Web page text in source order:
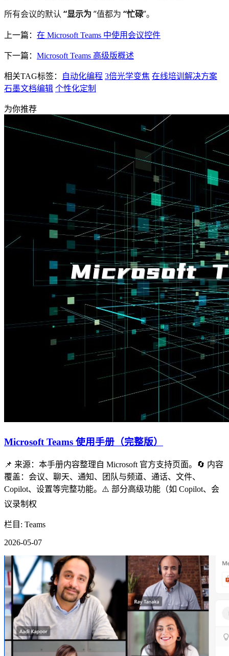
所有会议的默认 “显示为 ”值都为 “忙碌”。
上一篇： 在 Microsoft Teams 中使用会议控件
下一篇： Microsoft Teams 高级版概述
相关TAG标签： 自动化编程 3倍光学变焦 在线培训解决方案
石墨文档编辑 个性化定制
为你推荐
Microsoft Teams 使用手册（完整版）
📌 来源：本手册内容整理自 Microsoft 官方支持页面。🔄 内容
覆盖：会议、聊天、通知、团队与频道、通话、文件、
Copilot、设置等完整功能。⚠️ 部分高级功能（如 Copilot、会
议录制权
栏目: Teams
2026-05-07